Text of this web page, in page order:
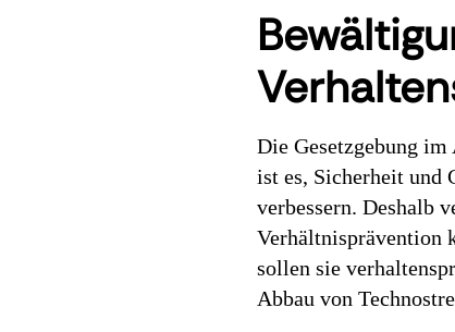
Die Gesetzgebung
ist es, Sicherheit und
verbessern. Deshalb
Verhältnisprävention
sollen sie
Abbau von